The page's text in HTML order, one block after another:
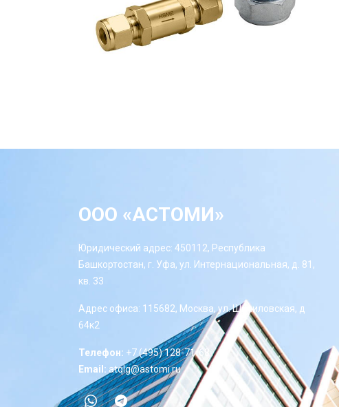
ООО «АСТОМИ»
Юридический адрес: 450112, Республика
Башкортостан, г. Уфа, ул. Интернациональная, д. 81,
кв. 33
Адрес офиса: 115682, Москва, ул. Шипиловская, д
64к2
Телефон: +7 (495) 128-71-68
Email: atqlg@astomi.ru